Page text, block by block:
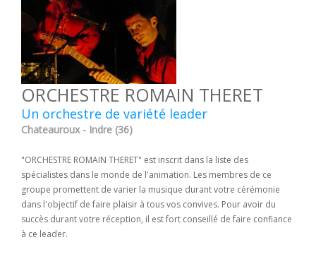
ORCHESTRE ROMAIN THERET
Un orchestre de variété leader
Chateauroux - Indre (36)
"ORCHESTRE ROMAIN THERET" est inscrit dans la liste des
spécialistes dans le monde de l'animation. Les membres de ce
groupe promettent de varier la musique durant votre cérémonie
dans l'objectif de faire plaisir à tous vos convives. Pour avoir du
succès durant votre réception, il est fort conseillé de faire confiance
à ce leader.